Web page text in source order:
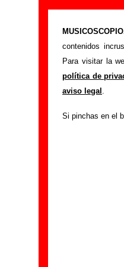
contenidos
Para visitar la
política de
aviso legal .
Si pinchas en el
Los Pilotos -
Portada >Los
Si tienes
siguiente
colaboración.
Nombre: